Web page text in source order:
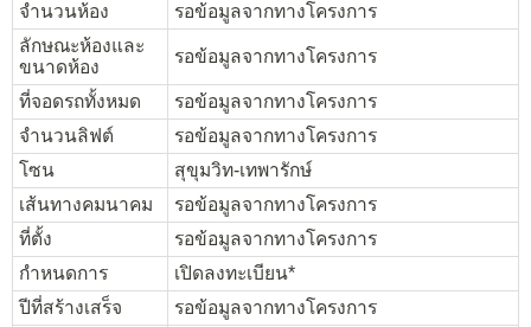
จำนวนห้อง
รอข้อมูลจากทางโครงการ
ลักษณะห้องและ
ขนาดห้อง
รอข้อมูลจากทางโครงการ
ที่จอดรถทั้งหมด
รอข้อมูลจากทางโครงการ
จำนวนลิฟต์
รอข้อมูลจากทางโครงการ
โซน
สุขุมวิท-เทพารักษ์
เส้นทางคมนาคม
รอข้อมูลจากทางโครงการ
ที่ตั้ง
รอข้อมูลจากทางโครงการ
กำหนดการ
เปิดลงทะเบียน*
ปีที่สร้างเสร็จ
รอข้อมูลจากทางโครงการ